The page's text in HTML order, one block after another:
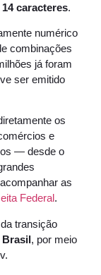
14 caracteres.
numérico
combinações
já foram
ser emitido
os
e
— desde o
as
Federal.
transição
Brasil, por meio